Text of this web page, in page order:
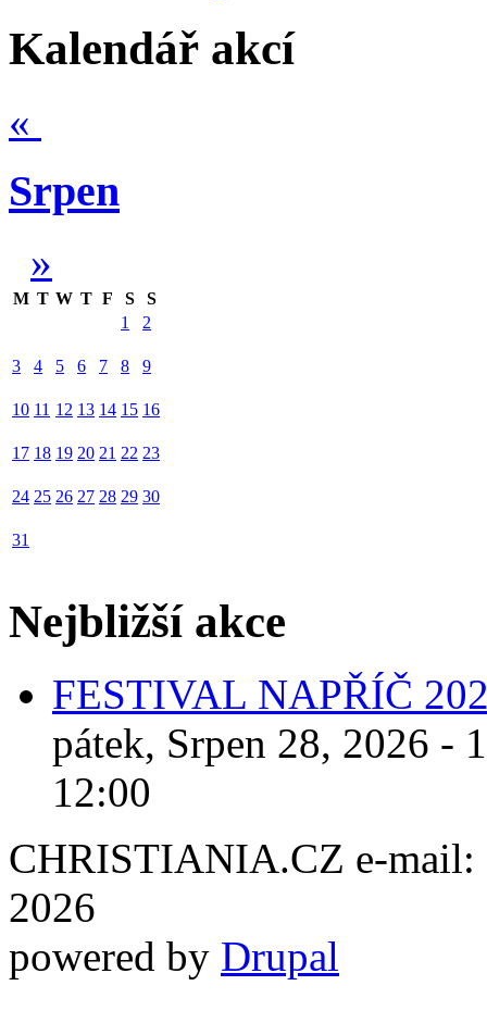
Kalendář akcí
«
Srpen
»
M T W T F S
S
1
2
3 4 5 6 7 8 9
10 11 12 13 14 15 16
17 18 19 20 21 22 23
24 25 26 27 28 29 30
31
Nejbližší akce
FESTIVAL NAPŘÍČ
pátek, Srpen 28, 2026 -
12:00
CHRISTIANIA.CZ e-mail:
2026
powered by Drupal